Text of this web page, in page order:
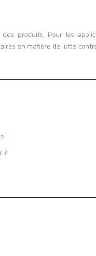
produits. Pour les
en matière de lutte
?